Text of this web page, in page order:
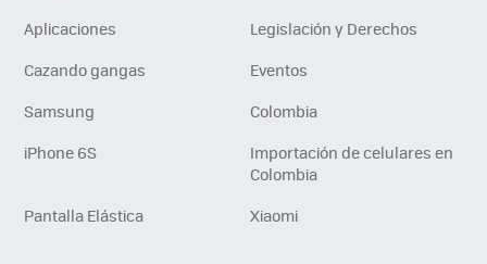
Aplicaciones
Legislación y Derechos
Cazando gangas
Eventos
Samsung
Colombia
iPhone 6S
Importación de celulares en
Colombia
Pantalla Elástica
Xiaomi